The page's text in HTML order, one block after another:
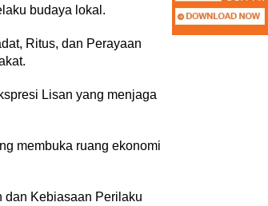
budaya lokal.
Ritus, dan Perayaan
Lisan yang menjaga
membuka ruang ekonomi
dan Kebiasaan Perilaku